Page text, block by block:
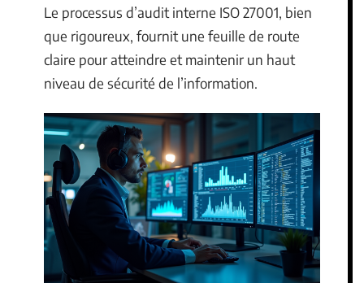
Le processus d’audit interne ISO 27001, bien
que rigoureux, fournit une feuille de route
claire pour atteindre et maintenir un haut
niveau de sécurité de l’information.